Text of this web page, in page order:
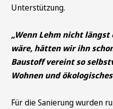
Unterstützung.
„Wenn Lehm nicht
wäre, hätten wir ihn
Baustoff vereint so
Wohnen und
Für die Sanierung wurden